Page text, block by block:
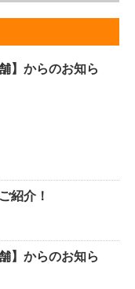
】からのお知ら
紹介！
】からのお知ら